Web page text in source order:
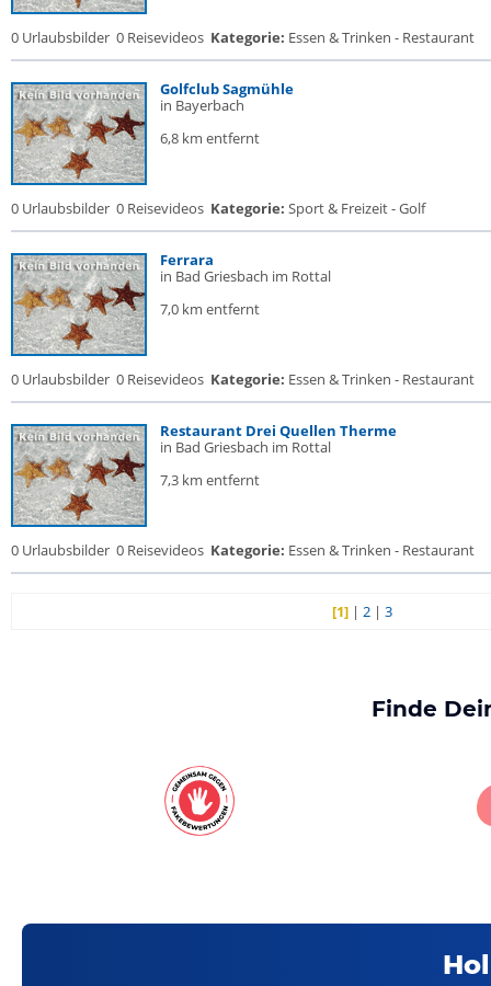
0 Urlaubsbilder 0 Reisevideos Kategorie: Essen & Trinken - Restaurant
Golfclub Sagmühle
in Bayerbach
6,8 km entfernt
0 Urlaubsbilder 0 Reisevideos Kategorie: Sport & Freizeit - Golf
Ferrara
in Bad Griesbach im Rottal
7,0 km entfernt
0 Urlaubsbilder 0 Reisevideos Kategorie: Essen & Trinken - Restaurant
Restaurant Drei Quellen Therme
in Bad Griesbach im Rottal
7,3 km entfernt
0 Urlaubsbilder 0 Reisevideos Kategorie: Essen & Trinken - Restaurant
[1] |2 |3
Finde